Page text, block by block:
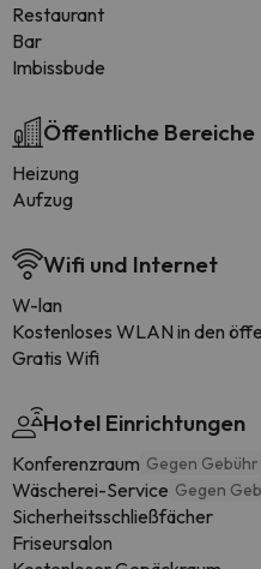
Restaurant
Bar
Imbissbude
Öffentliche Bereiche
Heizung
Aufzug
Wifi und Internet
W-lan
Kostenloses WLAN in den
Gratis Wifi
Hotel Einrichtungen
Konferenzraum Gegen Gebühr
Wäscherei-Service Gegen
Sicherheitsschließfächer
Friseursalon